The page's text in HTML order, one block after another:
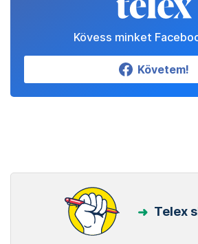
Kövess minket
Követem!
Telex